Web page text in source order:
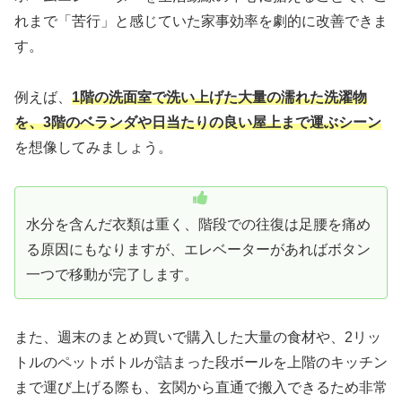
れまで「苦行」と感じていた家事効率を劇的に改善できま
す。
例えば、 1階の洗面室で洗い上げた大量の濡れた洗濯物
を、3階のベランダや日当たりの良い屋上まで運ぶシーン
を想像してみましょう。
水分を含んだ衣類は重く、階段での往復は足腰を痛め
る原因にもなりますが、エレベーターがあればボタン
一つで移動が完了します。
また、週末のまとめ買いで購入した大量の食材や、2リッ
トルのペットボトルが詰まった段ボールを上階のキッチン
まで運び上げる際も、玄関から直通で搬入できるため非常